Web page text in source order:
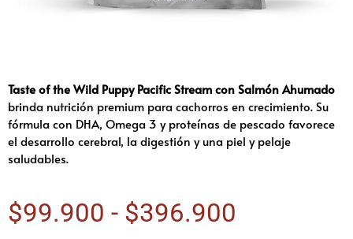
Taste of the Wild Puppy Pacific Stream con Salmón Ahumado
brinda nutrición premium para cachorros en crecimiento. Su
fórmula con DHA, Omega 3 y proteínas de pescado favorece
el desarrollo cerebral, la digestión y una piel y pelaje
saludables.
$99.900 - $396.900